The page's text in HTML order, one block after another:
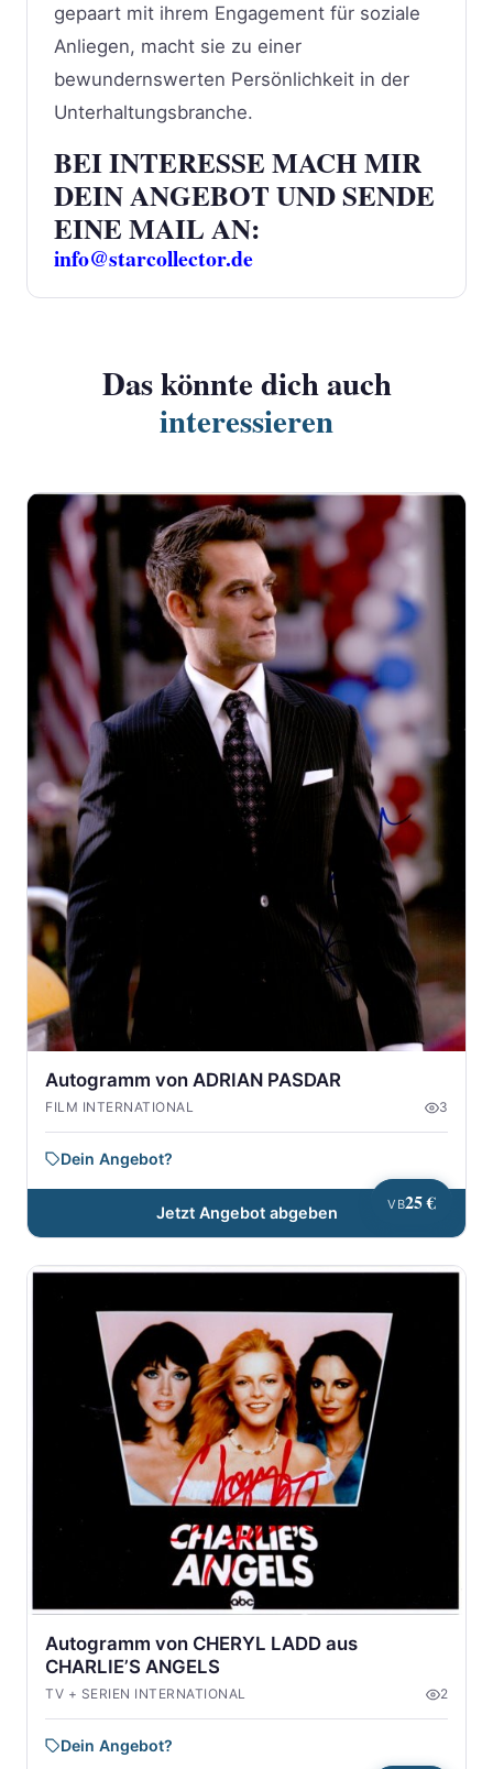
gepaart mit ihrem Engagement für soziale
Anliegen, macht sie zu einer
bewundernswerten Persönlichkeit in der
Unterhaltungsbranche.
BEI INTERESSE MACH MIR
DEIN ANGEBOT UND SENDE
EINE MAIL AN:
info@starcollector.de
Das könnte dich auch
interessieren
VB25 €
Autogramm von ADRIAN PASDAR
FILM INTERNATIONAL 3
Dein Angebot?
Jetzt Angebot abgeben
Autogramm von CHERYL LADD aus
CHARLIE’S ANGELS
TV + SERIEN INTERNATIONAL 2
Dein Angebot?